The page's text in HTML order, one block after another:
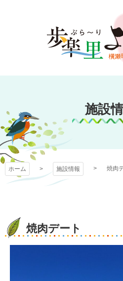
文
キ
プ
歩楽～里
り）よ
施設
ホーム 施設情報 焼肉
焼肉デート